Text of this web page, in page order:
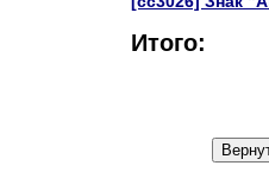
Итого: